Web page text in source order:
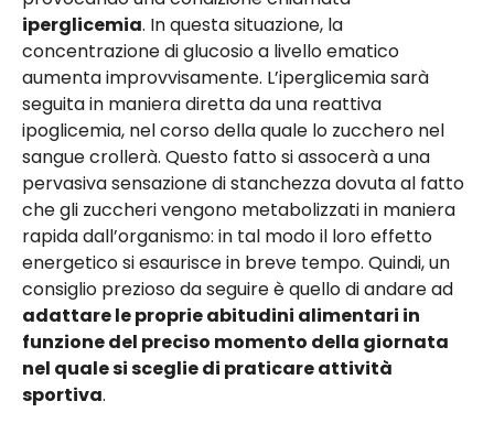
iperglicemia. In questa situazione, la
concentrazione di glucosio a livello ematico
aumenta improvvisamente. L’iperglicemia sarà
seguita in maniera diretta da una reattiva
ipoglicemia, nel corso della quale lo zucchero nel
sangue crollerà. Questo fatto si assocerà a una
pervasiva sensazione di stanchezza dovuta al fatto
che gli zuccheri vengono metabolizzati in maniera
rapida dall’organismo: in tal modo il loro effetto
energetico si esaurisce in breve tempo. Quindi, un
consiglio prezioso da seguire è quello di andare ad
adattare le proprie abitudini alimentari in
funzione del preciso momento della giornata
nel quale si sceglie di praticare attività
sportiva.